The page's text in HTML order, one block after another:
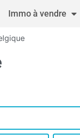
Immo à vendre